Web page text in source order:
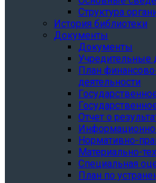
Структура
История библиотеки
Документы
Документы
Учредительные
План
деятельности
Отчет о
Нормативно-
Материально-
Специальная
План по